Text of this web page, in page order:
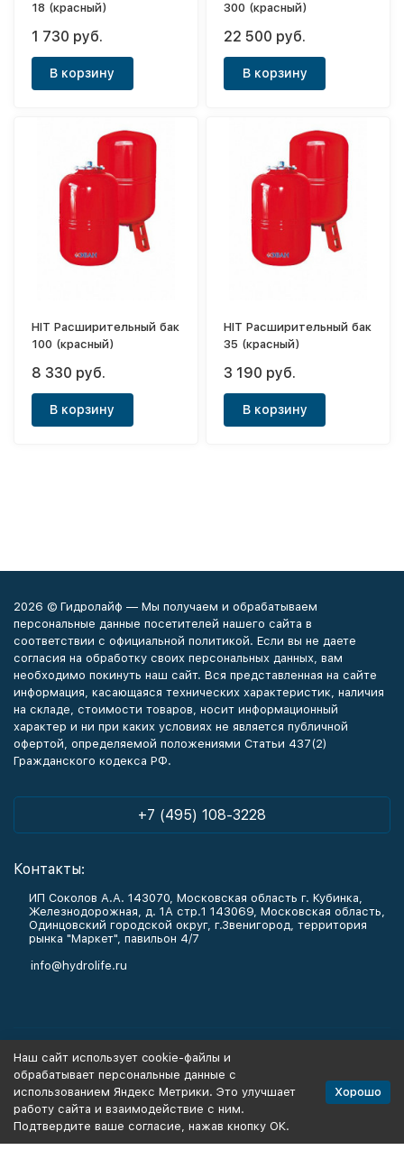
18 (красный)
1 730 руб.
В корзину
300 (красный)
22 500 руб.
В корзину
HIT Расширительный бак
100 (красный)
8 330 руб.
В корзину
HIT Расширительный бак
35 (красный)
3 190 руб.
В корзину
2026 © Гидролайф — Мы получаем и обрабатываем
персональные данные посетителей нашего сайта в
соответствии с официальной политикой. Если вы не даете
согласия на обработку своих персональных данных, вам
необходимо покинуть наш сайт. Вся представленная на сайте
информация, касающаяся технических характеристик, наличия
на складе, стоимости товаров, носит информационный
характер и ни при каких условиях не является публичной
офертой, определяемой положениями Статьи 437(2)
Гражданского кодекса РФ.
+7 (495) 108-3228
Контакты:
ИП Соколов А.А. 143070, Московская область г. Кубинка,
Железнодорожная, д. 1А стр.1 143069, Московская область,
Одинцовский городской округ, г.Звенигород, территория
рынка "Маркет", павильон 4/7
info@hydrolife.ru
Информация
Политика персональных данных
Наш сайт использует cookie-файлы и
обрабатывает персональные данные с
использованием Яндекс Метрики. Это улучшает
работу сайта и взаимодействие с ним.
Подтвердите ваше согласие, нажав кнопку ОК.
Хорошо